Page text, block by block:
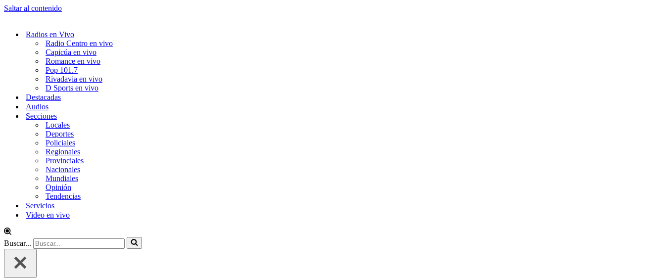
Saltar al contenido
Radios en Vivo
Radio Centro en vivo
Capicúa en vivo
Romance en vivo
Pop 101.7
Rivadavia en vivo
D Sports en vivo
Destacadas
Audios
Secciones
Locales
Deportes
Policiales
Regionales
Provinciales
Nacionales
Mundiales
Opinión
Tendencias
Servicios
Video en vivo
Buscar...